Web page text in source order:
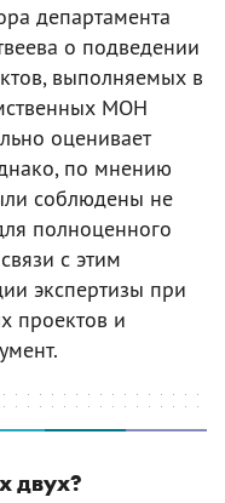
департамента
о подведении
выполняемых в
МОН
оценивает
по мнению
соблюдены не
полноценного
с этим
экспертизы при
проектов и
двух?